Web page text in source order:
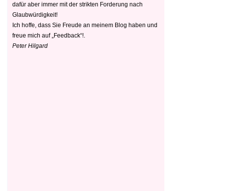
dafür aber immer mit der strikten Forderung nach
Glaubwürdigkeit!
Ich hoffe, dass Sie Freude an meinem Blog haben und
freue mich auf „Feedback“!.
Peter Hilgard